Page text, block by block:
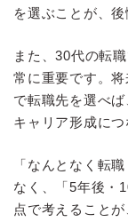
を選ぶことが、
また、30代の転
常に重要です。
で転職先を選べ
キャリア形成につ
「なんとなく転
なく、「5年後・
点で考えること